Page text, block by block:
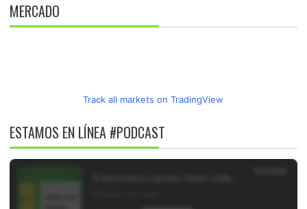
MERCADO
Track all markets on TradingView
ESTAMOS EN LÍNEA #PODCAST